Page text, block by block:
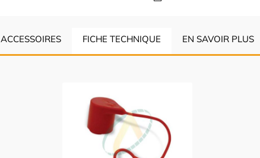
ACCESSOIRES FICHE TECHNIQUE EN SAVOIR PLUS